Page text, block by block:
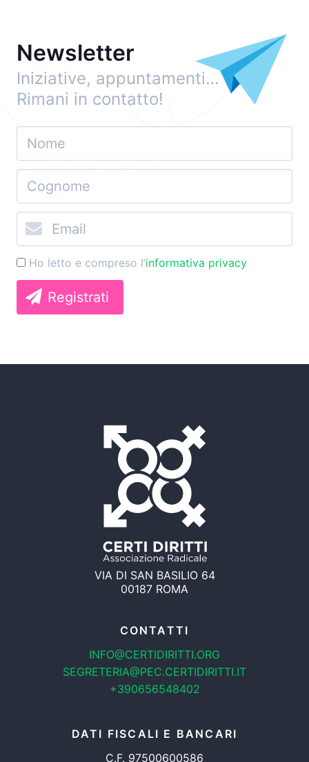
Newsletter
Iniziative, appuntamenti…
Rimani in contatto!
Ho letto e compreso l’informativa privacy
Registrati
VIA DI SAN BASILIO 64
00187 ROMA
CONTATTI
INFO@CERTIDIRITTI.ORG
SEGRETERIA@PEC.CERTIDIRITTI.IT
+390656548402
DATI FISCALI E BANCARI
C.F. 97500600586